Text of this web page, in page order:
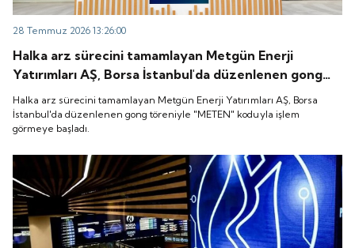
28 Temmuz 2026 13:26:00
Halka arz sürecini tamamlayan Metgün Enerji
Yatırımları AŞ, Borsa İstanbul'da düzenlenen gong
töreniyle "METEN" koduyla işlem görmeye başladı.
Halka arz sürecini tamamlayan Metgün Enerji Yatırımları AŞ, Borsa
İstanbul'da düzenlenen gong töreniyle "METEN" koduyla işlem
görmeye başladı.